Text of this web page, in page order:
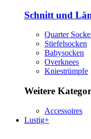
Schnitt und
Quarter
Stiefelsocken
Babysocken
Overknees
Kniestrümpfe
Weitere
Accessoires
Lustig+